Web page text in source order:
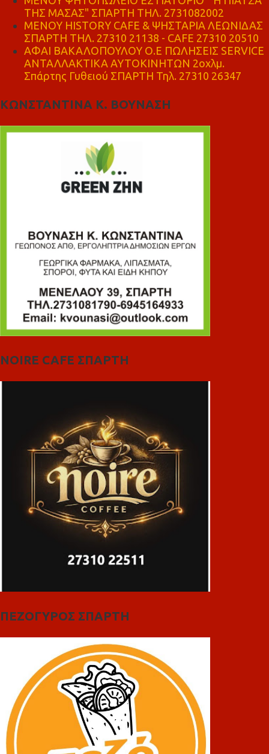
ΤΗΣ ΜΑΣΑΣ" ΣΠΑΡΤΗ ΤΗΛ. 2731082002
ΜΕΝΟΥ HISTORY CAFE & ΨΗΣΤΑΡΙΑ ΛΕΩΝΙΔΑΣ
ΣΠΑΡΤΗ ΤΗΛ. 27310 21138 - CAFE 27310 20510
ΑΦΑΙ ΒΑΚΑΛΟΠΟΥΛΟΥ Ο.Ε ΠΩΛΗΣΕΙΣ SERVICE
ΑΝΤΑΛΛΑΚΤΙΚΑ ΑΥΤΟΚΙΝΗΤΩΝ 2οχλμ.
Σπάρτης Γυθειού ΣΠΑΡΤΗ Τηλ. 27310 26347
ΚΩΝΣΤΑΝΤΙΝΑ Κ. ΒΟΥΝΑΣΗ
NOIRE CAFE ΣΠΑΡΤΗ
ΠΕΖΟΓΥΡΟΣ ΣΠΑΡΤΗ